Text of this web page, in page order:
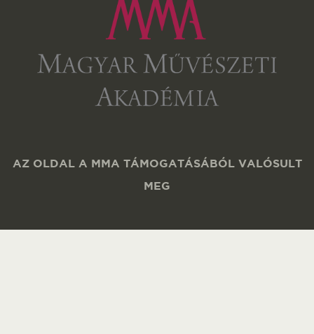
AZ OLDAL A MMA TÁMOGATÁSÁBÓL VALÓSULT
MEG